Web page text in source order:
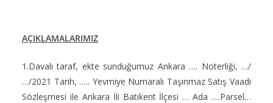
AÇIKLAMALARIMIZ
1.Davalı taraf, ekte sunduğumuz Ankara …. Noterliği, …/
…/2021 Tarih, ….. Yevmiye Numaralı Taşınmaz Satış Vaadi
Sözleşmesi ile Ankara İli Batıkent İlçesi … Ada ….Parsel…